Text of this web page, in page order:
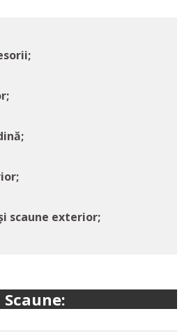
scaune exterior;
Scaune: